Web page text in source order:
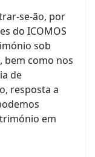
se-ão, por
do ICOMOS
sob
bem como nos
de
resposta a
em